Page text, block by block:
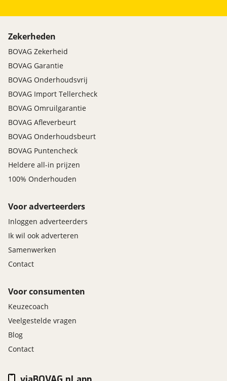
Welcome/Leaving verlichting
Zijairbags voor
gratis versie. ✔ Health Check Batterij bij Electrische
kenteken voertuig is 6 maanden garantie van
toepassing. Dit afleverpakket bevat: BOVAG garantie
(12 maanden); Nieuwe APK
Zekerheden
BOVAG Zekerheid
BOVAG Garantie
BOVAG Onderhoudsvrij
BOVAG Import Tellercheck
BOVAG Omruilgarantie
BOVAG Afleverbeurt
BOVAG Onderhoudsbeurt
BOVAG Puntencheck
Heldere all-in prijzen
100% Onderhouden
Voor adverteerders
Inloggen adverteerders
Ik wil ook adverteren
Samenwerken
Contact
Voor consumenten
Keuzecoach
Veelgestelde vragen
Blog
Contact